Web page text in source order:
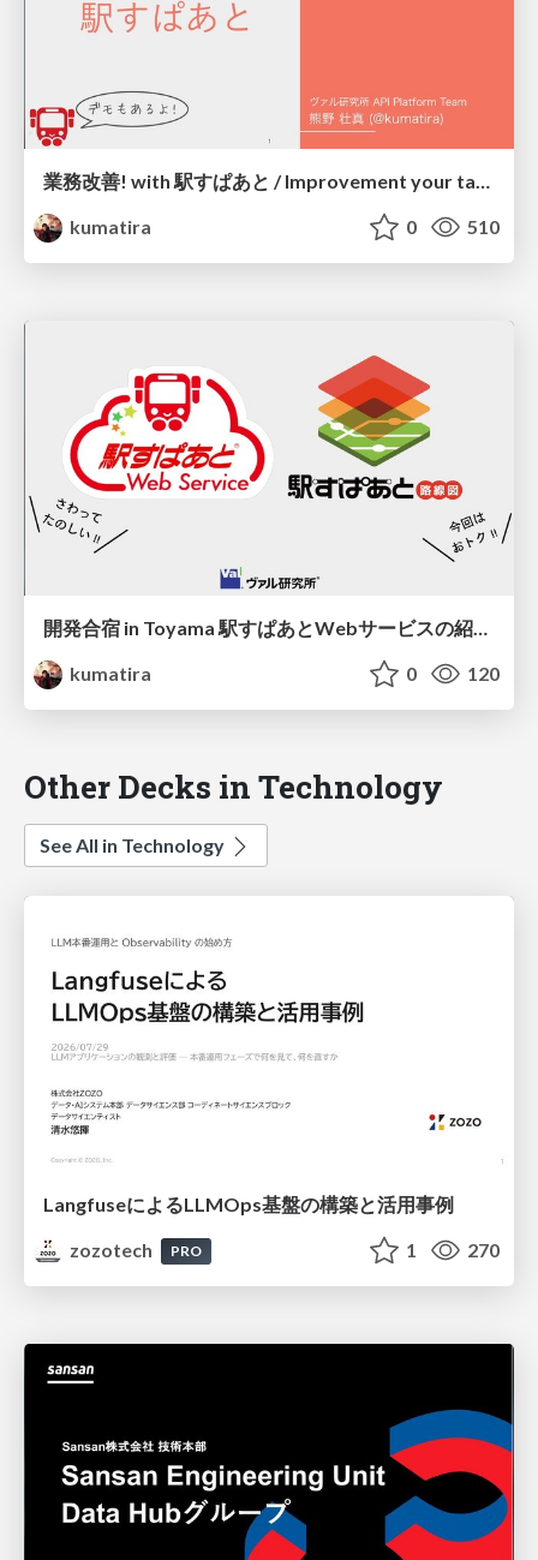
業務改善! with 駅すぱあと / Improvement your task with Ekispert!
kumatira
0 510
開発合宿 in Toyama 駅すぱあとWebサービスの紹介 / What's Eki-WebService(Hack in Toyama)
kumatira
0 120
Other Decks in Technology
See All in Technology
LangfuseによるLLMOps基盤の構築と活用事例
zozotech
PRO 1 270